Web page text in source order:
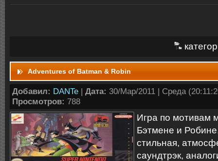
Adventures of Batman & Robin
Добавил: DANTe | Дата: 30/Мар/2011 | Среда
Просмотров: 788
Игра по мотивам
Бэтмене и
стильная,
саундтрэк,